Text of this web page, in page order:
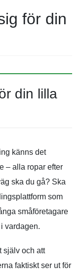
för din
din lilla
känns det
– alla ropar efter
ska du gå? Ska
som
småföretagare
vardagen.
själv och att
faktiskt ser ut för